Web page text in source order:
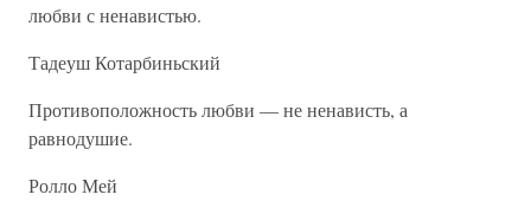
любви с ненавистью.
Тадеуш Котарбиньский
Противоположность любви — не ненависть, а
равнодушие.
Ролло Мей